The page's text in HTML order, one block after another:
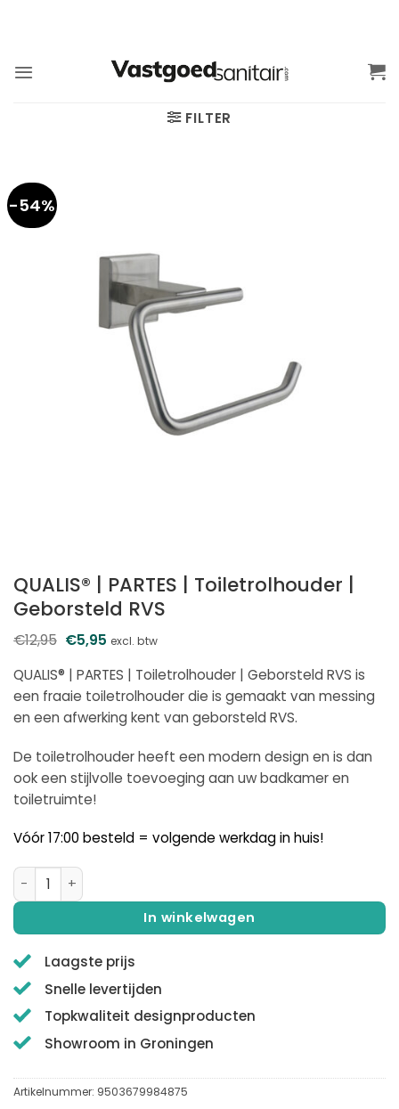
FILTER
-54%
QUALIS® | PARTES | Toiletrolhouder |
Geborsteld RVS
€12,95 Oorspronkelijke
was:
€12,95.
€5,95 Huidige
is:
€5,95.
excl. btw
QUALIS® | PARTES | Toiletrolhouder | Geborsteld RVS is
een fraaie toiletrolhouder die is gemaakt van messing
en een afwerking kent van geborsteld RVS.
De toiletrolhouder heeft een modern design en is dan
ook een stijlvolle toevoeging aan uw badkamer en
toiletruimte!
Vóór 17:00 besteld = volgende werkdag in huis!
QUALIS® | PARTES | Toiletrolhouder | Geborsteld RVS aantal
In winkelwagen
Laagste prijs
Snelle levertijden
Topkwaliteit designproducten
Showroom in Groningen
Artikelnummer: 9503679984875